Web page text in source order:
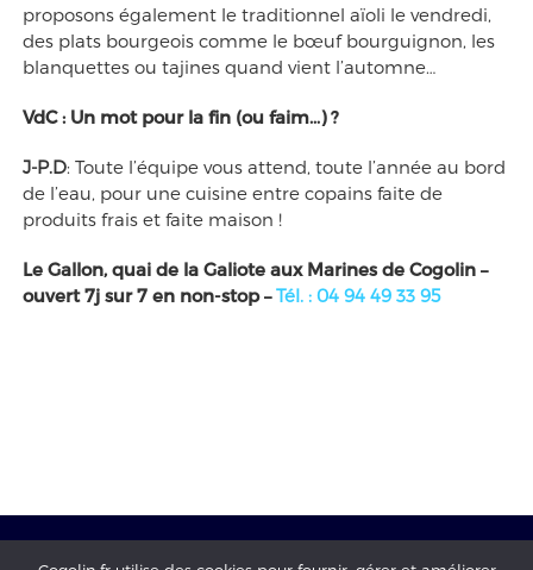
proposons également le traditionnel aïoli le vendredi,
des plats bourgeois comme le bœuf bourguignon, les
blanquettes ou tajines quand vient l’automne…
VdC : Un mot pour la fin (ou faim…) ?
J-P.D: Toute l’équipe vous attend, toute l’année au bord
de l’eau, pour une cuisine entre copains faite de
produits frais et faite maison !
Le Gallon, quai de la Galiote aux Marines de Cogolin –
ouvert 7j sur 7 en non-stop –Tél. : 04 94 49 33 95